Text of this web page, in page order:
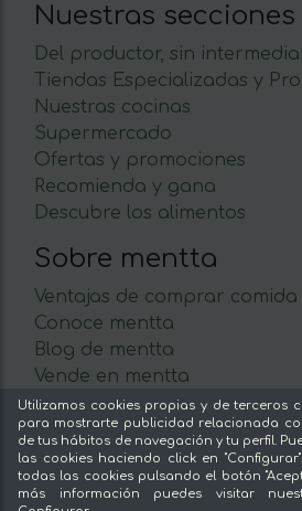
Nuestras secciones
Del productor, sin
Tiendas Especializadas y
Nuestras cocinas
Supermercado
Ofertas y promociones
Recomienda y gana
Descubre los alimentos
Sobre mentta
Ventajas de comprar
Conoce mentta
Blog de mentta
Vende en mentta
Fidelización
Preguntas frecuentes
Legal
Utilizamos cookies propias y de terceros
para mostrarte publicidad relacionada
de tus hábitos de navegación y tu perfil.
las cookies haciendo click en
todas las cookies pulsando el botón
más información puedes visitar